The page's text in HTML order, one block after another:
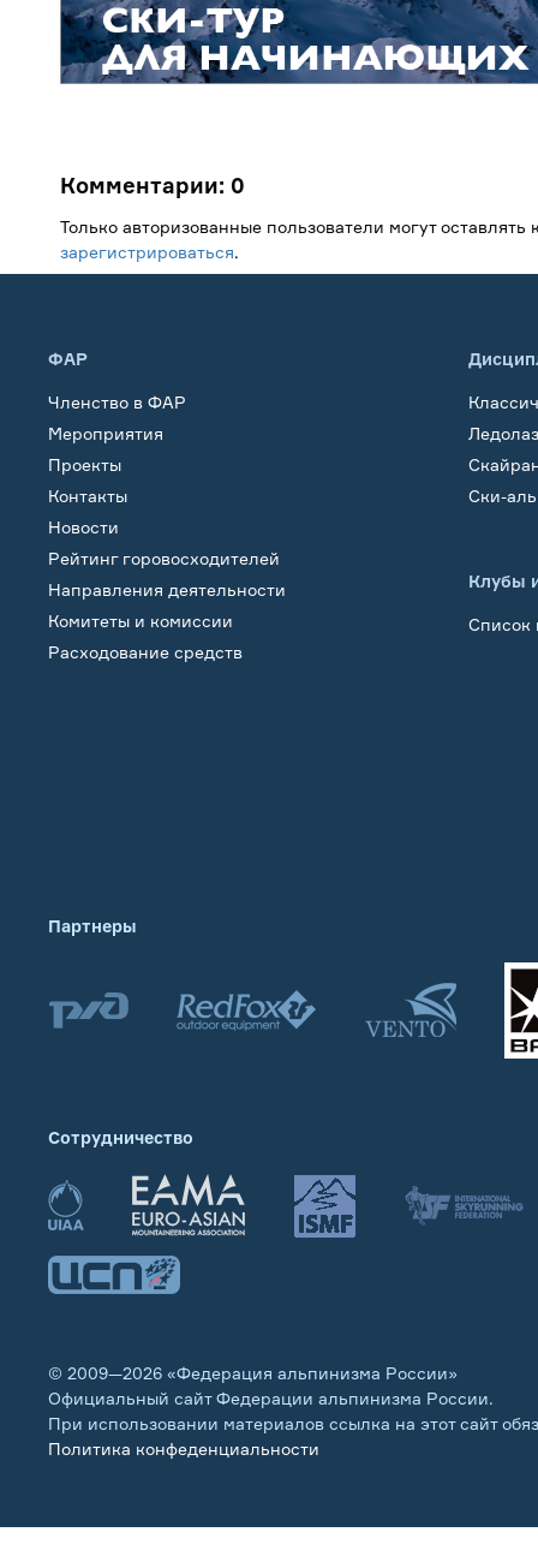
Комментарии: 0
Только авторизованные пользователи могут
зарегистрироваться.
ФАР
Членство в ФАР
Мероприятия
Проекты
Контакты
Новости
Рейтинг горовосходителей
Направления деятельности
Комитеты и комиссии
Расходование средств
Ски-
Клубы
Список
Партнеры
Сотрудничество
© 2009—2026 «Федерация альпинизма России»
Официальный сайт Федерации альпинизма России.
При использовании материалов ссылка на этот сайт
Политика конфеденциальности